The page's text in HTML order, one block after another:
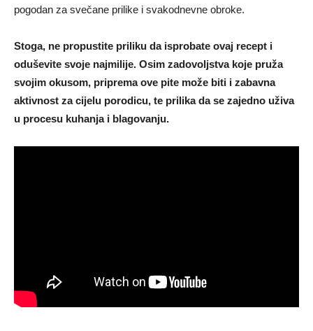
pogodan za svečane prilike i svakodnevne obroke.
Stoga, ne propustite priliku da isprobate ovaj recept i
oduševite svoje najmilije. Osim zadovoljstva koje pruža
svojim okusom, priprema ove pite može biti i zabavna
aktivnost za cijelu porodicu, te prilika da se zajedno uživa
u procesu kuhanja i blagovanju.